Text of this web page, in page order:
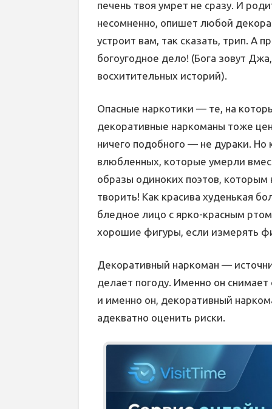
печень твоя умрет не сразу. И
несомненно, опишет любой
устроит вам, так сказать, трип. А
богоугодное дело! (Бога зовут
восхитительных историй).
Опасные наркотики — те, на
декоративные наркоманы тоже
ничего подобного — не дураки. Но
влюбленных, которые умерли
образы одиноких поэтов,
творить! Как красива худенькая
бледное лицо с ярко-красным
хорошие фигуры, если измерять
Декоративный наркоман —
делает погоду. Именно он
и именно он, декоративный
адекватно оценить риски.